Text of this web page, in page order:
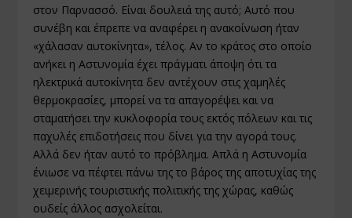
στον Παρνασσό. Είναι δουλειά της αυτό; Αυτό που
συνέβη και έπρεπε να αναφέρει η ανακοίνωση ήταν
«χάλασαν αυτοκίνητα», τέλος. Αν το κράτος στο οποίο
ανήκει η Αστυνομία έχει πράγματι άποψη ότι τα
ηλεκτρικά αυτοκίνητα δεν αντέχουν στις χαμηλές
θερμοκρασίες, μπορεί να τα απαγορέψει και να
σταματήσει την κυκλοφορία τους εκτός πόλεων και τις
παχυλές επιδοτήσεις που δίνει για την αγορά τους.
Αλλά δεν ήταν αυτό το πρόβλημα. Απλά η Αστυνομία
ένιωσε να πέφτει πάνω της το βάρος της αποτυχίας της
χειμερινής τουριστικής πολιτικής της χώρας, καθώς
ουδείς άλλος ασχολείται.